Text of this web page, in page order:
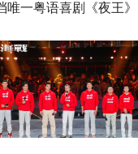
唯一粤语喜剧《夜王》
演 黄子华粤语“造梗
爆笑开大